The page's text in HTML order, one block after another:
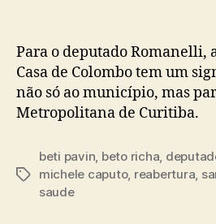
Para o deputado Romanelli,
Casa de Colombo tem um
não só ao município, mas
Metropolitana de Curitiba.
Tags
beti pavin, beto richa,
michele caputo, reabertura,
saude